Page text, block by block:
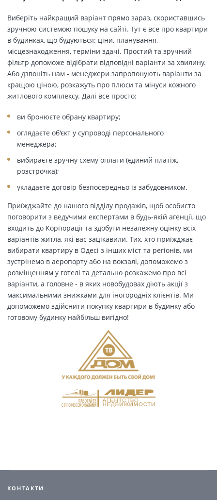
Виберіть найкращий варіант прямо зараз, скориставшись
зручною системою пошуку на сайті. Тут є все про квартири
в будинках, що будуються: ціни, планування,
місцезнаходження, терміни здачі. Простий та зручний
фільтр допоможе відібрати відповідні варіанти за хвилину.
Або дзвоніть нам - менеджери запропонують варіанти за
кращою ціною, розкажуть про плюси та мінуси кожного
житлового комплексу. Далі все просто:
ви бронюєте обрану квартиру;
оглядаєте об'єкт у супроводі персонального
менеджера;
вибираєте зручну схему оплати (єдиний платіж,
розстрочка);
укладаєте договір безпосередньо із забудовником.
Приїжджайте до нашого відділу продажів, щоб особисто
поговорити з ведучими експертами в будь-якій агенції, що
входить до Корпорації та здобути незалежну оцінку всіх
варіантів житла, які вас зацікавили. Тих, хто приїжджає
вибирати квартиру в Одесі з інших міст та регіонів, ми
зустрінемо в аеропорту або на вокзалі, допоможемо з
розміщенням у готелі та детально розкажемо про всі
варіанти, а головне - в яких новобудовах діють акції з
максимальними знижками для іногородніх клієнтів. Ми
допоможемо здійснити покупку квартири в будинку або
готовому будинку найбільш вигідно!
КОНТАКТИ